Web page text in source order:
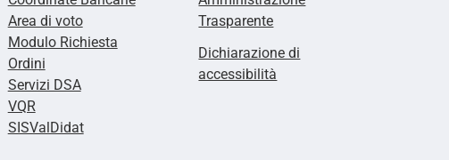
Area di voto
Modulo Richiesta
Ordini
Servizi DSA
VQR
SISValDidat
Trasparente
Dichiarazione di
accessibilità